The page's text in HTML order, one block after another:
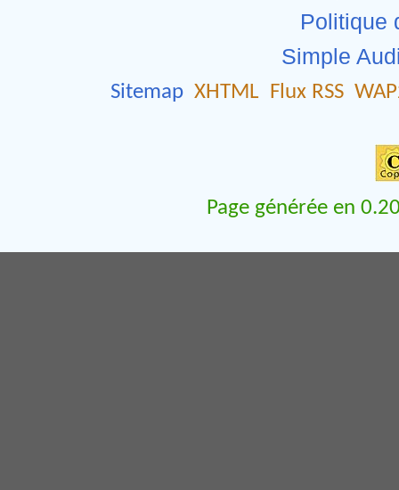
Politique
Simple
Sitemap XHTML Flux RSS
Page générée en